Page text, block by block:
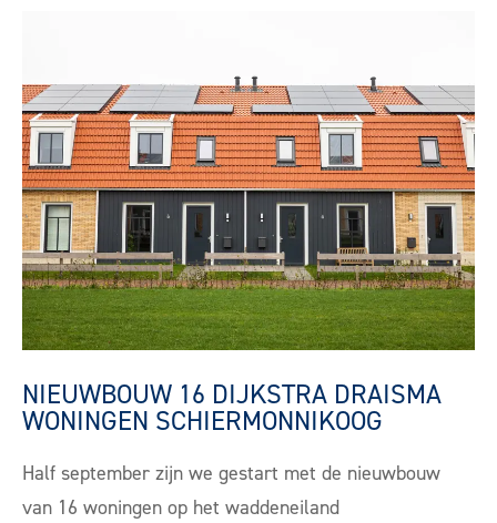
NIEUWBOUW 16 DIJKSTRA DRAISMA
WONINGEN SCHIERMONNIKOOG
Half september zijn we gestart met de nieuwbouw
van 16 woningen op het waddeneiland